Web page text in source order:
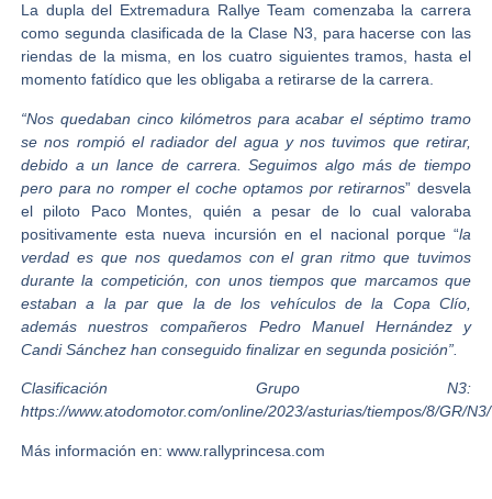
La dupla del Extremadura Rallye Team comenzaba la carrera
como segunda clasificada de la Clase N3, para hacerse con las
riendas de la misma, en los cuatro siguientes tramos, hasta el
momento fatídico que les obligaba a retirarse de la carrera.
“Nos quedaban cinco kilómetros para acabar el séptimo tramo
se nos rompió el radiador del agua y nos tuvimos que retirar,
debido a un lance de carrera. Seguimos algo más de tiempo
pero para no romper el coche optamos por retirarnos” desvela
el piloto Paco Montes, quién a pesar de lo cual valoraba
positivamente esta nueva incursión en el nacional porque “la
verdad es que nos quedamos con el gran ritmo que tuvimos
durante la competición, con unos tiempos que marcamos que
estaban a la par que la de los vehículos de la Copa Clío,
además nuestros compañeros Pedro Manuel Hernández y
Candi Sánchez han conseguido finalizar en segunda posición”.
Clasificación Grupo N3:
https://www.atodomotor.com/online/2023/asturias/tiempos/8/GR/N3/
Más información en: www.rallyprincesa.com